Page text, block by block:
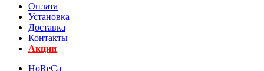
Оплата
Установка
Доставка
Контакты
Акции
HoReCa